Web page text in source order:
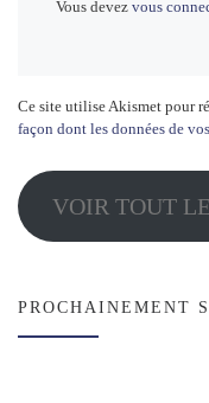
Vous devezvous
Ce site utilise Akismet pour
façon dont les données de
VOIR TOUT
PROCHAINEMENT